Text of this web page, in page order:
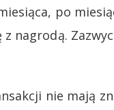
po
nagrodą.
nie mają